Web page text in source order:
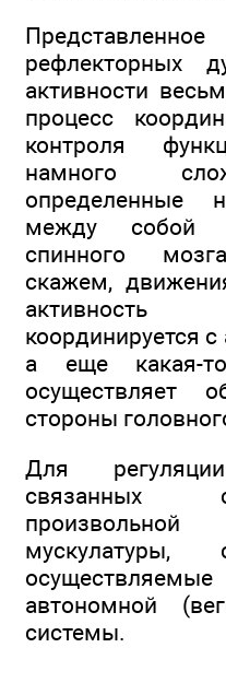
рефлекторных
активности
процесс
контроля
намного
определенные
между собой
спинного
скажем,
активность
координируется
а еще какая-
осуществляет
стороны
Для
связанных
мускулатуры,
автономной
системы.